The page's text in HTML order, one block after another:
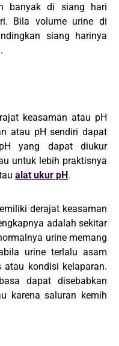
banyak di siang hari
Bila volume urine di
siang harinya
keasaman atau pH
atau pH sendiri dapat
yang dapat diukur
untuk lebih praktisnya
alat ukur pH.
derajat keasaman
adalah sekitar
urine memang
urine terlalu asam
atau kondisi kelaparan.
dapat disebabkan
karena saluran kemih